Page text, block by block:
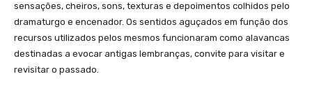
sensações, cheiros, sons, texturas e depoimentos colhidos pelo
dramaturgo e encenador. Os sentidos aguçados em função dos
recursos utilizados pelos mesmos funcionaram como alavancas
destinadas a evocar antigas lembranças, convite para visitar e
revisitar o passado.